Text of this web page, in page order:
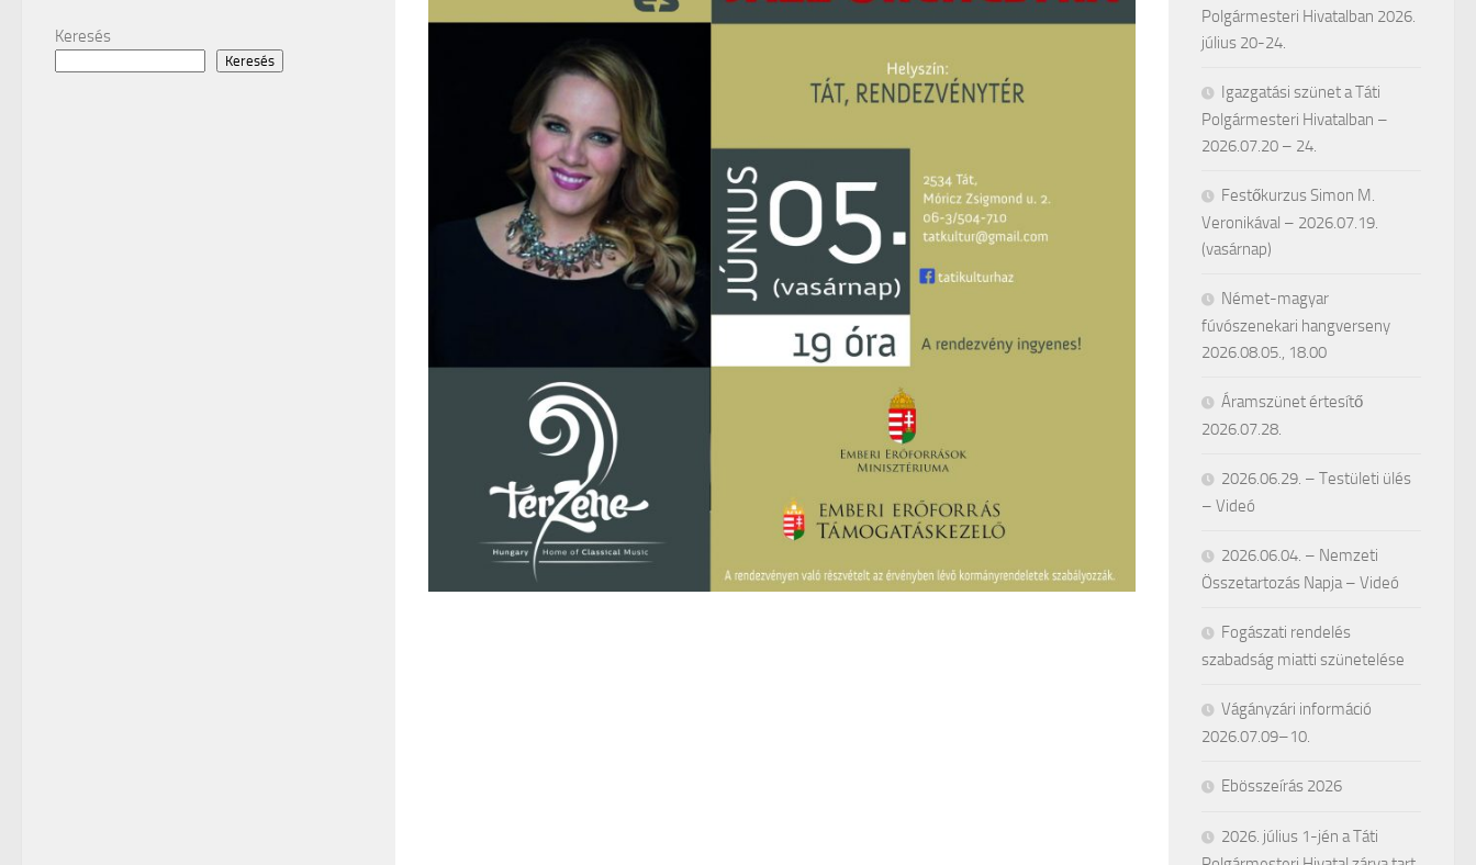
Keresés
Keresés
Polgármesteri Hivatalban 2026.
július 20-24.
Igazgatási szünet a Táti
Polgármesteri Hivatalban –
2026.07.20 – 24.
Festőkurzus Simon M.
Veronikával – 2026.07.19.
(vasárnap)
Német-magyar
fúvószenekari hangverseny
2026.08.05., 18.00
Áramszünet értesítő
2026.07.28.
2026.06.29. – Testületi ülés
– Videó
2026.06.04. – Nemzeti
Összetartozás Napja – Videó
Fogászati rendelés
szabadság miatti szünetelése
Vágányzári információ
2026.07.09–10.
Ebösszeírás 2026
2026. július 1-jén a Táti